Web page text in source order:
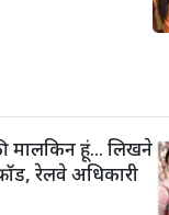
मालकिन हूं... लिखने
रेलवे अधिकारी